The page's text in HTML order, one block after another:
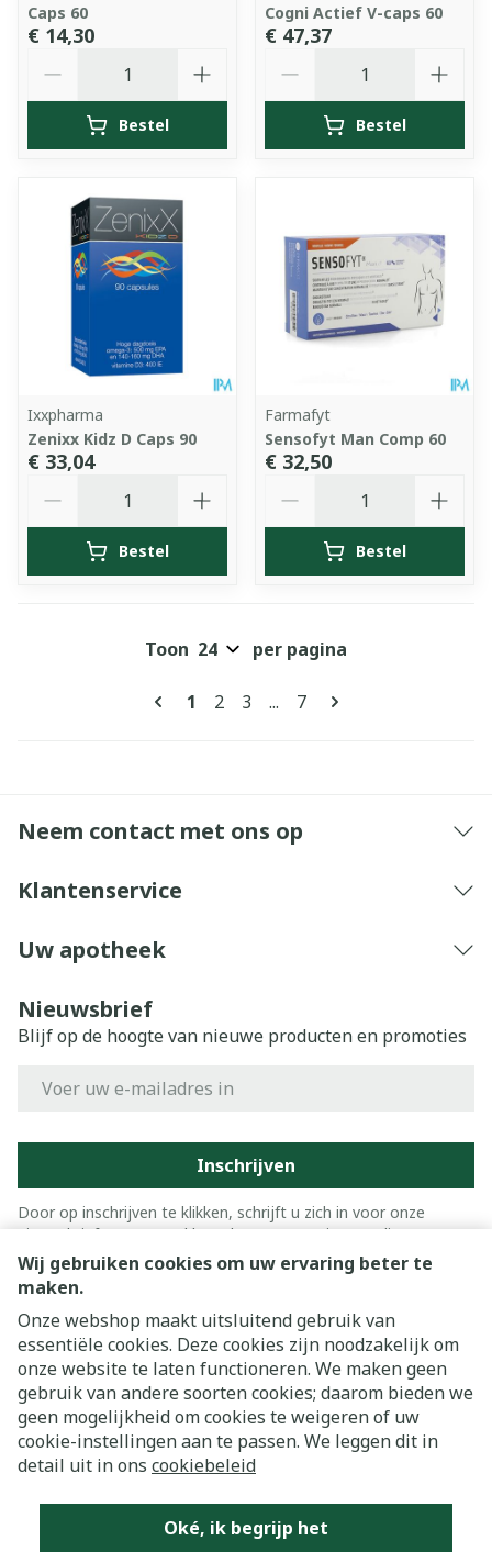
Wij gebruiken cookies om uw ervaring beter te
maken.
Onze webshop maakt uitsluitend gebruik van
essentiële cookies. Deze cookies zijn noodzakelijk om
onze website te laten functioneren. We maken geen
gebruik van andere soorten cookies; daarom bieden we
geen mogelijkheid om cookies te weigeren of uw
cookie-instellingen aan te passen. We leggen dit in
detail uit in ons cookiebeleid
Oké, ik begrijp het
Caps 60
€ 14,30
Bestel
Cogni Actief V-caps 60
€ 47,37
Bestel
Ixxpharma
Zenixx Kidz D Caps 90
€ 33,04
Bestel
Farmafyt
Sensofyt Man Comp 60
€ 32,50
Bestel
Pagina's
U lees momenteel pagina
1 Pagina
2 Pagina
3 ... Pagina
7
Toon per pagina
Neem contact met ons op
Klantenservice
Uw apotheek
Nieuwsbrief
Blijf op de hoogte van nieuwe producten en promoties
Inschrijven
Door op inschrijven te klikken, schrijft u zich in voor onze
nieuwsbrief en gaat u akkoord met onzeprivacy policy.
Juridische links